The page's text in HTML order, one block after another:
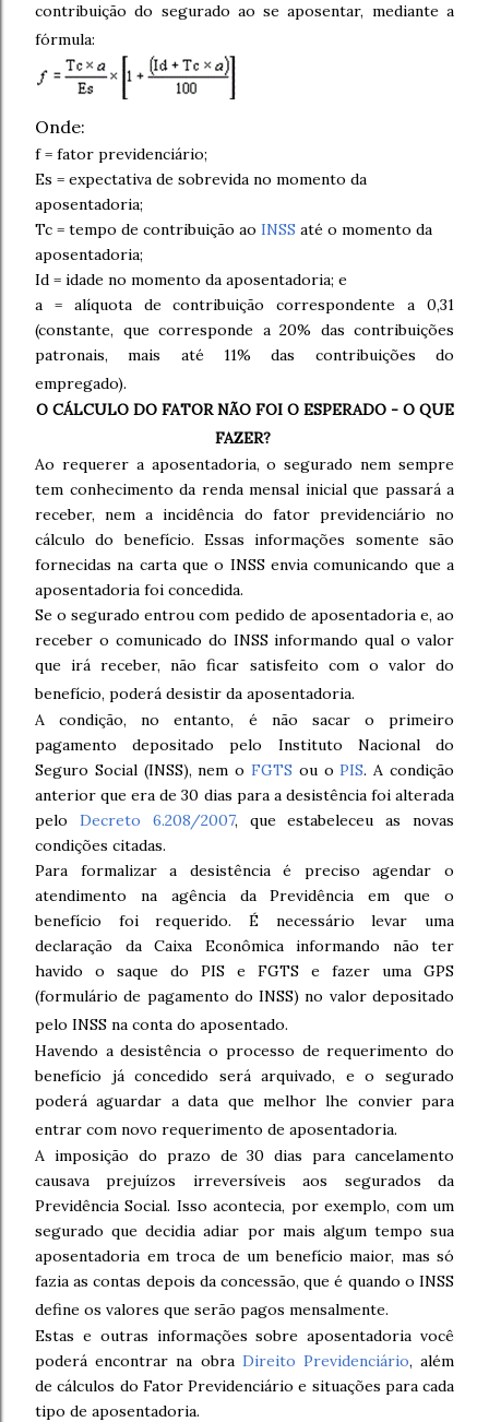
contribuição do segurado ao se aposentar, mediante a
fórmula:
Onde:
f = fator previdenciário;
Es = expectativa de sobrevida no momento da
aposentadoria;
Tc = tempo de contribuição ao INSS até o momento da
aposentadoria;
Id = idade no momento da aposentadoria; e
a = alíquota de contribuição correspondente a 0,31
(constante, que corresponde a 20% das contribuições
patronais, mais até 11% das contribuições do
empregado).
O CÁLCULO DO FATOR NÃO FOI O ESPERADO - O QUE
FAZER?
Ao requerer a aposentadoria, o segurado nem sempre
tem conhecimento da renda mensal inicial que passará a
receber, nem a incidência do fator previdenciário no
cálculo do benefício. Essas informações somente são
fornecidas na carta que o INSS envia comunicando que a
aposentadoria foi concedida.
Se o segurado entrou com pedido de aposentadoria e, ao
receber o comunicado do INSS informando qual o valor
que irá receber, não ficar satisfeito com o valor do
benefício, poderá desistir da aposentadoria.
A condição, no entanto, é não sacar o primeiro
pagamento depositado pelo Instituto Nacional do
Seguro Social (INSS), nem o FGTS ou oPIS. A condição
anterior que era de 30 dias para a desistência foi alterada
pelo Decreto 6.208/2007, que estabeleceu as novas
condições citadas.
Para formalizar a desistência é preciso agendar o
atendimento na agência da Previdência em que o
benefício foi requerido. É necessário levar uma
declaração da Caixa Econômica informando não ter
havido o saque do PIS e FGTS e fazer uma GPS
(formulário de pagamento do INSS) no valor depositado
pelo INSS na conta do aposentado.
Havendo a desistência o processo de requerimento do
benefício já concedido será arquivado, e o segurado
poderá aguardar a data que melhor lhe convier para
entrar com novo requerimento de aposentadoria.
A imposição do prazo de 30 dias para cancelamento
causava prejuízos irreversíveis aos segurados da
Previdência Social. Isso acontecia, por exemplo, com um
segurado que decidia adiar por mais algum tempo sua
aposentadoria em troca de um benefício maior, mas só
fazia as contas depois da concessão, que é quando o INSS
define os valores que serão pagos mensalmente.
Estas e outras informações sobre aposentadoria você
poderá encontrar na obra Direito Previdenciário, além
de cálculos do Fator Previdenciário e situações para cada
tipo de aposentadoria.